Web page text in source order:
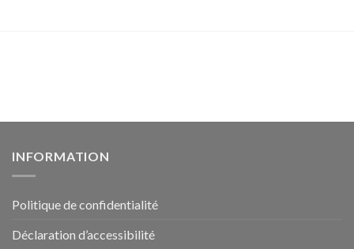
INFORMATION
Politique de confidentialité
Déclaration d’accessibilité